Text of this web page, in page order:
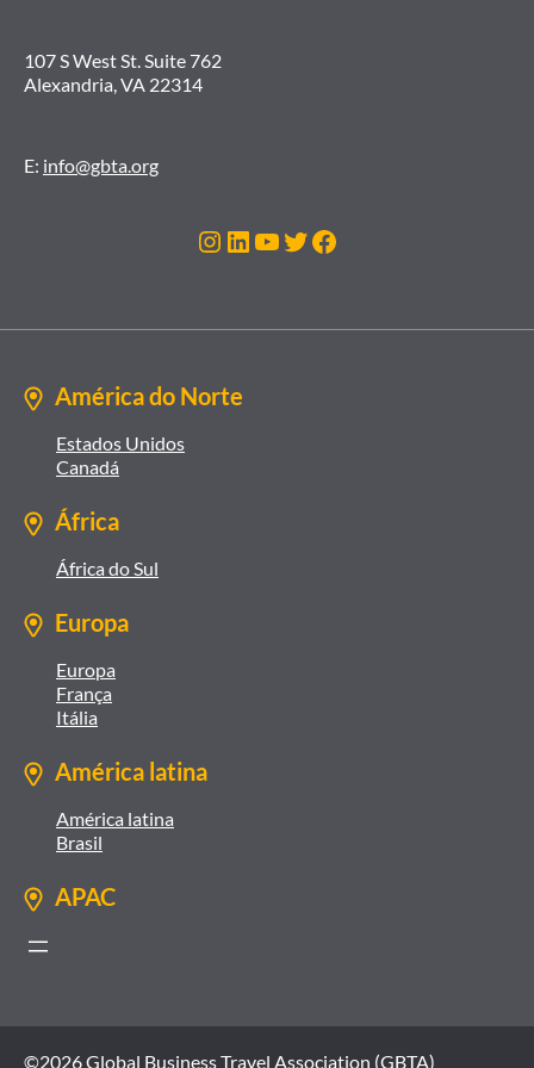
107 S West St. Suite 762
Alexandria, VA 22314
E: info@gbta.org
Instagram
LinkedIn
Youtube
Twitter
Facebook
América do Norte
Estados Unidos
Canadá
África
África do Sul
Europa
Europa
França
Itália
América latina
América latina
Brasil
APAC
©2026 Global Business Travel Association (GBTA)